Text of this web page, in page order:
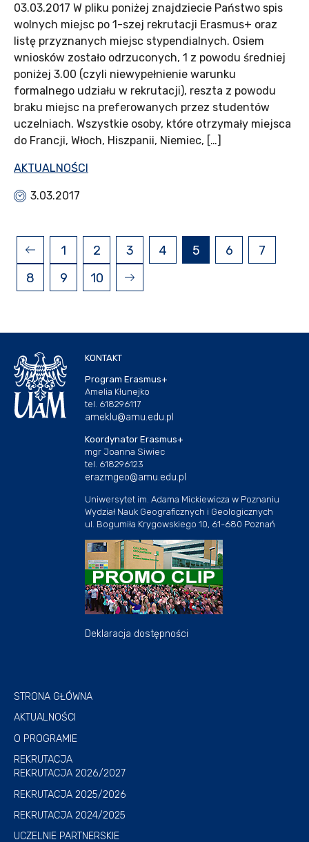
03.03.2017 W pliku poniżej znajdziecie Państwo spis
wolnych miejsc po 1-szej rekrutacji Erasmus+ oraz
listę przyznanych miejsc stypendialnych. Osiem
wniosków zostało odrzuconych, 1 z powodu średniej
poniżej 3.00 (czyli niewypełnienie warunku
formalnego udziału w rekrutacji), reszta z powodu
braku miejsc na preferowanych przez studentów
uczelniach. Wszystkie osoby, które otrzymały miejsca
do Francji, Włoch, Hiszpanii, Niemiec, […]
AKTUALNOŚCI
3.03.2017
1 2 3 4 5 6
7
8
9 10
KONTAKT
Program Erasmus+
Amelia Kłunejko
tel. 618296117
ameklu@amu.edu.pl
Koordynator Erasmus+
mgr Joanna Siwiec
tel. 618296123
erazmgeo@amu.edu.pl
Uniwersytet im. Adama Mickiewicza w Poznaniu
Wydział Nauk Geograficznych i Geologicznych
ul. Bogumiła Krygowskiego 10, 61-680 Poznań
Deklaracja dostępności
STRONA GŁÓWNA
AKTUALNOŚCI
O PROGRAMIE
REKRUTACJA
REKRUTACJA 2026/2027
REKRUTACJA 2025/2026
REKRUTACJA 2024/2025
UCZELNIE PARTNERSKIE